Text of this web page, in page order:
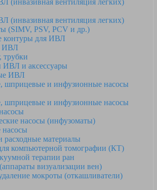
(инвазивная вентиляция легких)
(инвазивная вентиляция легких)
(SIMV, PSV, PCV и др.)
контуры для ИВЛ
ИВЛ
ИВЛ и аксессуары
ИВЛ
шприцевые и инфузионные насосы
шприцевые и инфузионные насосы
насосы (инфузоматы)
насосы
расходные материалы
компьютерной томографии (КТ)
терапии ран
визуализации вен)
мокроты (откашливатели)